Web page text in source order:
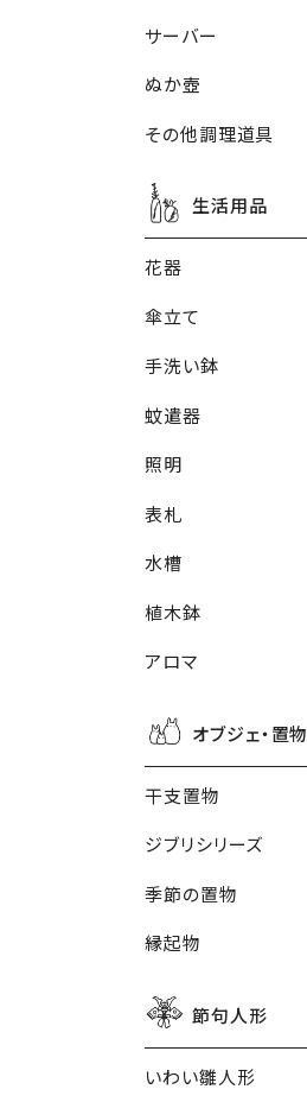
サーバー
ぬか壺
その他調理道具
生活用品
花器
傘立て
手洗い鉢
蚊遣器
照明
表札
水槽
植木鉢
アロマ
オブジェ・置物
干支置物
ジブリシリーズ
季節の置物
縁起物
節句人形
いわい雛人形